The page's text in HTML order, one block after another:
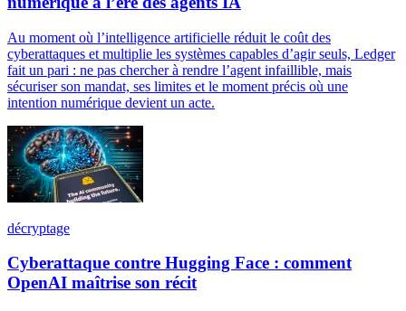
Au moment où l’intelligence artificielle réduit le coût des
cyberattaques et multiplie les systèmes capables d’agir seuls, Ledger
fait un pari : ne pas chercher à rendre l’agent infaillible, mais
sécuriser son mandat, ses limites et le moment précis où une
intention numérique devient un acte.
décryptage
Cyberattaque contre Hugging Face : comment
OpenAI maîtrise son récit